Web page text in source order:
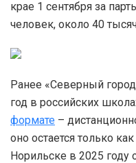
крае 1 сентября за
человек, около 40
Ранее «Северный
год в российских
формате –
оно остается только
Норильске в 2025 году